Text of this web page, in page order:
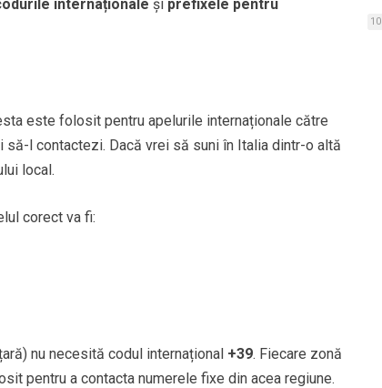
internaționale și prefixele pentru
este folosit pentru apelurile internaționale către
l contactezi. Dacă vrei să suni în Italia dintr-o altă
local.
corect va fi:
nu necesită codul internațional +39. Fiecare zonă
pentru a contacta numerele fixe din acea regiune.
10